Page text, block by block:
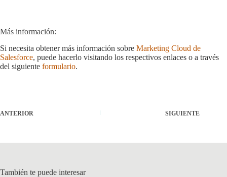
Más información:
Si necesita obtener más información sobre Marketing Cloud de
Salesforce, puede hacerlo visitando los respectivos enlaces o a través
del siguiente formulario.
ANTERIOR SIGUIENTE
También te puede interesar